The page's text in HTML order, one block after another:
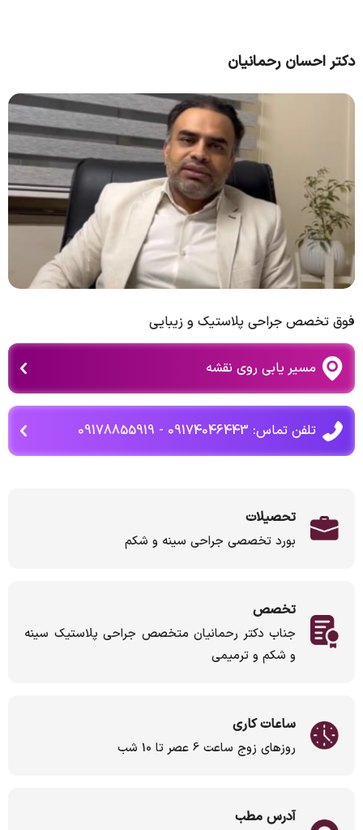
دکتر احسان رحمانیان
فوق تخصص جراحی پلاستیک و زیبایی
مسیر یابی روی نقشه
تلفن تماس: 09174046443 - 09178855919
تحصیلات
بورد تخصصی جراحی سینه و شکم
تخصص
جناب دکتر رحمانیان متخصص جراحی پلاستیک سینه
و شکم و ترمیمی
ساعات کاری
روزهای زوج ساعت 6 عصر تا 10 شب
آدرس مطب